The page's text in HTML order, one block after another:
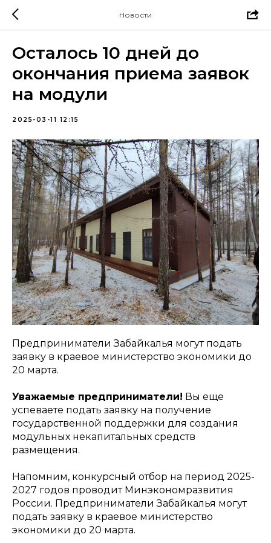
Новости
Осталось 10 дней до
окончания приема заявок
на модули
2025-03-11 12:15
Предприниматели Забайкалья могут подать
заявку в краевое министерство экономики до
20 марта.
Уважаемые предприниматели! Вы еще
успеваете подать заявку на получение
государственной поддержки для создания
модульных некапитальных средств
размещения.
Напомним, конкурсный отбор на период 2025-
2027 годов проводит Минэкономразвития
России. Предприниматели Забайкалья могут
подать заявку в краевое министерство
экономики до 20 марта.